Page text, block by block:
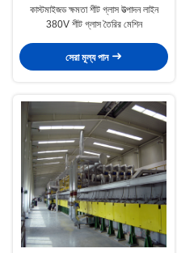
কাস্টমাইজড ক্ষমতা শীট গ্লাস উত্পাদন লাইন
380V শীট গ্লাস তৈরির মেশিন
সেরা মূল্য পান